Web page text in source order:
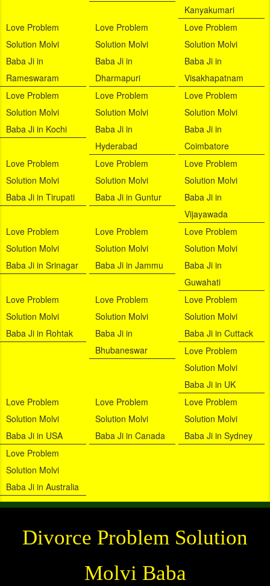
Kanyakumari
Love Problem
Solution Molvi
Baba Ji in
Rameswaram
Love Problem
Solution Molvi
Baba Ji in
Dharmapuri
Love Problem
Solution Molvi
Baba Ji in
Visakhapatnam
Love Problem
Solution Molvi
Baba Ji in Kochi
Love Problem
Solution Molvi
Baba Ji in
Hyderabad
Love Problem
Solution Molvi
Baba Ji in
Coimbatore
Love Problem
Solution Molvi
Baba Ji in Tirupati
Love Problem
Solution Molvi
Baba Ji in Guntur
Love Problem
Solution Molvi
Baba Ji in
Vijayawada
Love Problem
Solution Molvi
Baba Ji in Srinagar
Love Problem
Solution Molvi
Baba Ji in Jammu
Love Problem
Solution Molvi
Baba Ji in
Guwahati
Love Problem
Solution Molvi
Baba Ji in Rohtak
Love Problem
Solution Molvi
Baba Ji in
Bhubaneswar
Love Problem
Solution Molvi
Baba Ji in Cuttack
Love Problem
Solution Molvi
Baba Ji in UK
Love Problem
Solution Molvi
Baba Ji in USA
Love Problem
Solution Molvi
Baba Ji in Canada
Love Problem
Solution Molvi
Baba Ji in Sydney
Love Problem
Solution Molvi
Baba Ji in Australia
Divorce Problem Solution
Molvi Baba